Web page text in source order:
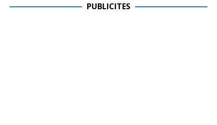
PUBLICITES